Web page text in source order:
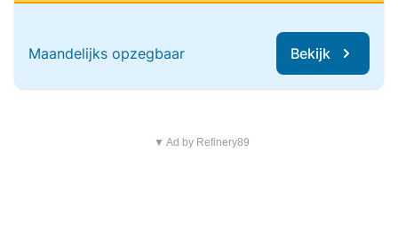
Maandelijks opzegbaar Bekijk
▼ Ad by Refinery89